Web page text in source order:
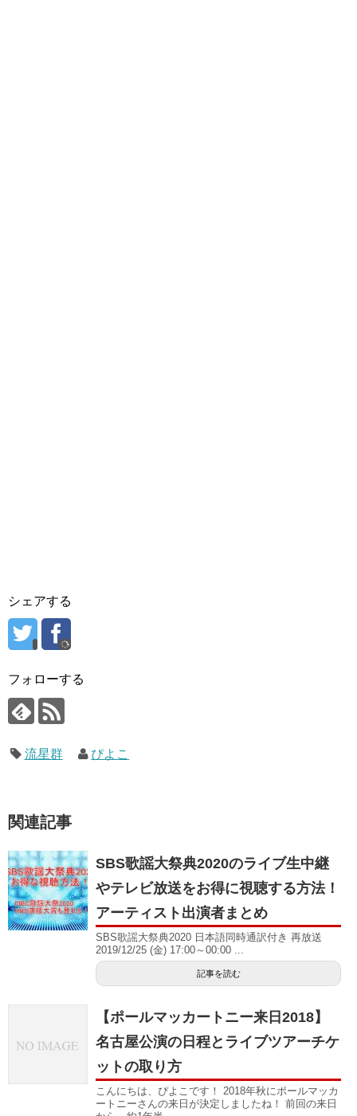
シェアする
フォローする
流星群 ぴよこ
関連記事
SBS歌謡大祭典2020のライブ生中継
やテレビ放送をお得に視聴する方法！
アーティスト出演者まとめ
SBS歌謡大祭典2020 日本語同時通訳付き 再放送
2019/12/25 (金) 17:00～00:00 ...
記事を読む
【ポールマッカートニー来日2018】
名古屋公演の日程とライブツアーチケ
ットの取り方
こんにちは、ぴよこです！ 2018年秋にポールマッカ
ートニーさんの来日が決定しましたね！ 前回の来日